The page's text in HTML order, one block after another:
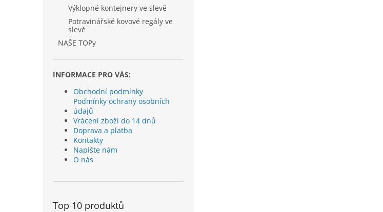
Výklopné kontejnery ve slevě
Potravinářské kovové regály ve
slevě
NAŠE TOPy
INFORMACE PRO VÁS:
Obchodní podmínky
Podmínky ochrany osobních
údajů
Vrácení zboží do 14 dnů
Doprava a platba
Kontakty
Napište nám
O nás
Top 10 produktů